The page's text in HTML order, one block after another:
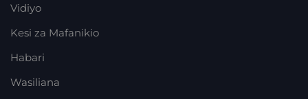
Vidiyo
Kesi za Mafanikio
Habari
Wasiliana